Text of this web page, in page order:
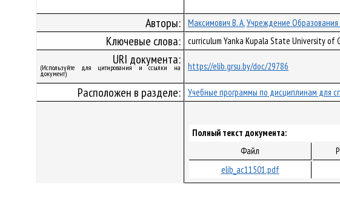
Авторы: Максимович В. А.Учреждение Образования
Ключевые слова: curriculum Yanka Kupala State University of
URI документа:
(Используйте для цитирования и ссылки на
документ)
https://elib.grsu.by/doc/29786
Расположен в разделе: Учебные программы по дисциплинам для
Полный текст документа:
Файл
elib_ac11501.pdf